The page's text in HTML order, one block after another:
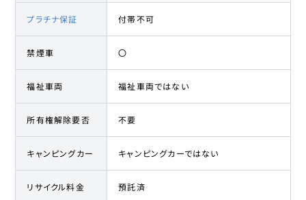
プラチナ保証 付帯不可
禁煙車 〇
福祉車両 福祉車両ではない
所有権解除要否 不要
キャンピングカー キャンピングカーではない
リサイクル料金 預託済